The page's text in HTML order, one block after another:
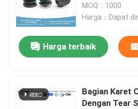
Ketahanan
MOQ：1000
Harga：Dapat
Harga terbaik
Bagian Karet
Dengan Tear